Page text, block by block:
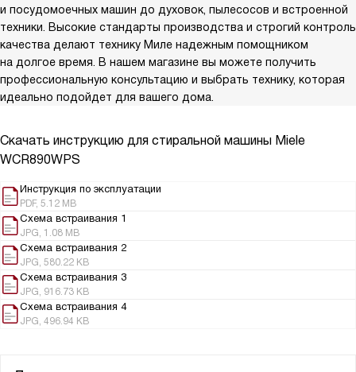
и посудомоечных машин до духовок, пылесосов и встроенной
техники. Высокие стандарты производства и строгий контроль
качества делают технику Миле надежным помощником
на долгое время. В нашем магазине вы можете получить
профессиональную консультацию и выбрать технику, которая
идеально подойдет для вашего дома.
Скачать инструкцию для стиральной машины Miele
WCR890WPS
Инструкция по эксплуатации
PDF, 5.12 MB
Схема встраивания 1
JPG, 1.08 MB
Схема встраивания 2
JPG, 580.22 KB
Схема встраивания 3
JPG, 916.73 KB
Схема встраивания 4
JPG, 496.94 KB